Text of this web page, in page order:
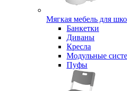
Мягкая мебель для
Банкетки
Диваны
Кресла
Модульные
Пуфы